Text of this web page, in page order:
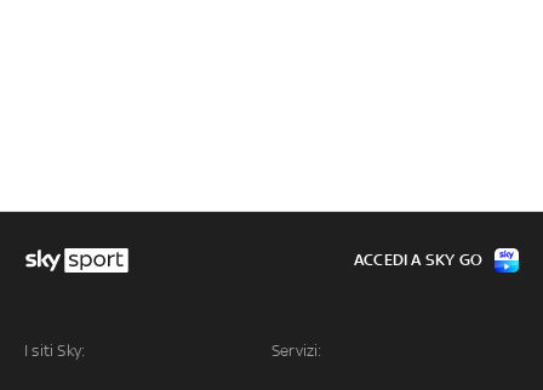
I siti Sky: Servizi:
ACCEDI A SKY GO